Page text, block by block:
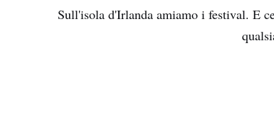
Sull'isola d'Irlanda amiamo i festival. E